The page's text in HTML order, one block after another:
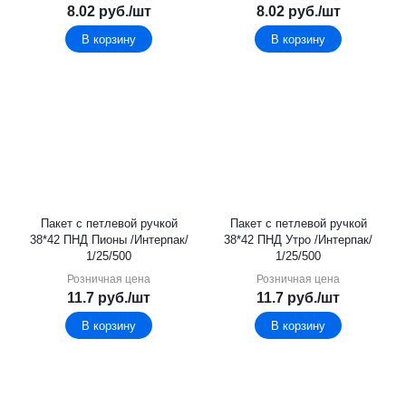
8.02руб./шт
В корзину
8.02руб./шт
В корзину
Пакет с петлевой ручкой
38*42 ПНД Пионы /Интерпак/
1/25/500
Розничная цена
11.7 руб./шт
В корзину
Пакет с петлевой ручкой
38*42 ПНД Утро /Интерпак/
1/25/500
Розничная цена
11.7 руб./шт
В корзину